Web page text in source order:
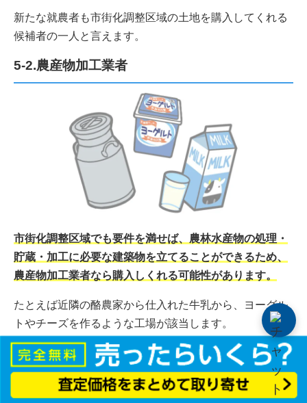
新たな就農者も市街化調整区域の土地を購入してくれる
候補者の一人と言えます。
5-2.農産物加工業者
市街化調整区域でも要件を満せば、農林水産物の処理・
貯蔵・加工に必要な建築物を立てることができるため、
農産物加工業者なら購入しくれる可能性があります。
たとえば近隣の酪農家から仕入れた牛乳から、ヨーグル
トやチーズを作るような工場が該当します。
近年は農林漁業者が原材料供給だけではなく、加工から
流通、販売まで行うことも増えています。こうした6次
産業化は、地方創生の起爆剤となることから国も推奨し